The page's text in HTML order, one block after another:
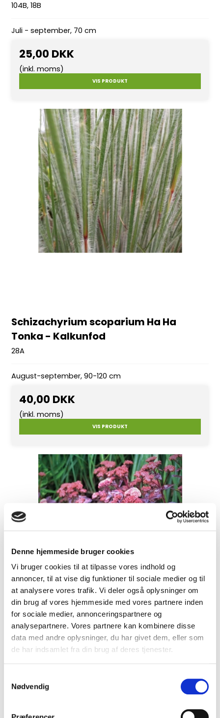
Denne hjemmeside bruger cookies
Vi bruger cookies til at tilpasse vores indhold og
annoncer, til at vise dig funktioner til sociale medier og til
at analysere vores trafik. Vi deler også oplysninger om
din brug af vores hjemmeside med vores partnere inden
for sociale medier, annonceringspartnere og
analysepartnere. Vores partnere kan kombinere disse
data med andre oplysninger, du har givet dem, eller som
de har indsamlet fra din brug af deres tjenester.
Nødvendig
104B, 18B
Juli - september, 70 cm
25,00 DKK
(inkl. moms)
VIS PRODUKT
Schizachyrium scoparium Ha Ha
Tonka - Kalkunfod
28A
August-september, 90-120 cm
40,00 DKK
(inkl. moms)
VIS PRODUKT
Stenurt